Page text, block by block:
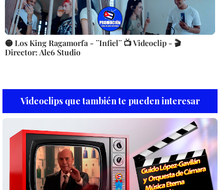
🟡 Los King Ragamorfa - ¨Infiel¨ 📺 Videoclip - 🎬
Director: Ale6 Studio
Videoclips que también te pueden interesar